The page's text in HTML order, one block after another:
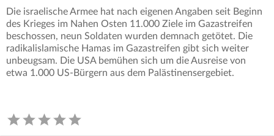
Die israelische Armee hat nach eigenen Angaben seit Beginn
des Krieges im Nahen Osten 11.000 Ziele im Gazastreifen
beschossen, neun Soldaten wurden demnach getötet. Die
radikalislamische Hamas im Gazastreifen gibt sich weiter
unbeugsam. Die USA bemühen sich um die Ausreise von
etwa 1.000 US-Bürgern aus dem Palästinensergebiet.